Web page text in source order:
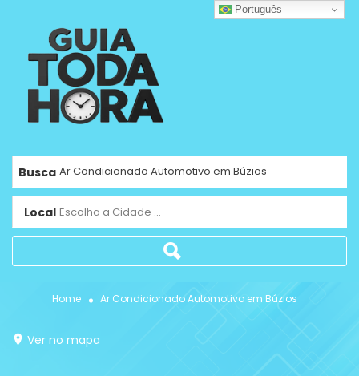
Busca
Local Escolha a Cidade ...
Home Ar Condicionado Automotivo em Búzios
Ver no mapa
Português